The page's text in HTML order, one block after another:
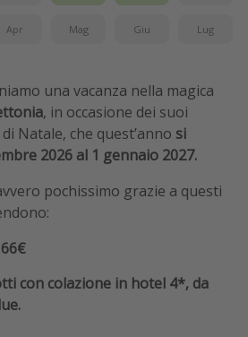
Apr Mag Giu Lug
una vacanza nella magica
, in occasione dei suoi
Natale, che quest’anno si
2026 al 1 gennaio 2027.
pochissimo grazie a questi
con colazione in hotel 4*, da